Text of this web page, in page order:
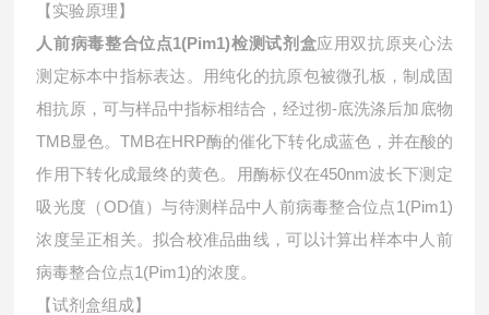
【实验原理】
人前病毒整合位点1(Pim1)检测试剂盒应用双抗原夹心法
测定标本中指标表达。用纯化的抗原包被微孔板，制成固
相抗原，可与样品中指标相结合，经过彻-底洗涤后加底物
TMB显色。TMB在HRP酶的催化下转化成蓝色，并在酸的
作用下转化成最终的黄色。用酶标仪在450nm波长下测定
吸光度（OD值）与待测样品中 人前病毒整合位点1(Pim1)
浓度呈正相关。拟合校准品曲线，可以计算出样本中 人前
病毒整合位点1(Pim1)的浓度。
【试剂盒组成】